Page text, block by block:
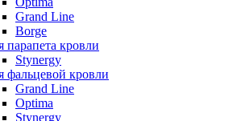
Grand Line
Borge
парапета кровли
Stynergy
фальцевой кровли
Grand Line
Optima
Stynergy